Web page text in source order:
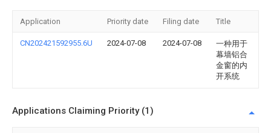
Application Priority date Filing date Title
CN202421592955.6U 2024-07-08 2024-07-08
一种用于
幕墙铝合
金窗的内
开系统
Applications Claiming Priority (1)